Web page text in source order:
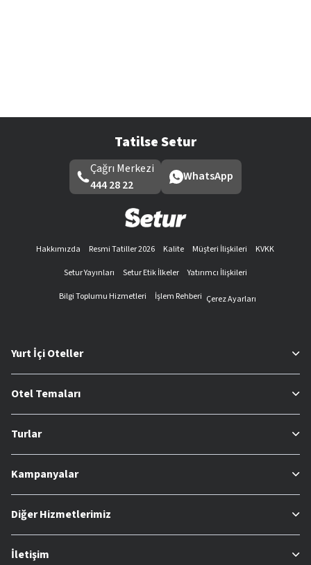
Tatilse Setur
Çağrı Merkezi
444 28 22
WhatsApp
Hakkımızda Resmi Tatiller 2026 Kalite Müşteri İlişkileri
KVKK
Setur Yayınları
Setur Etik İlkeler
Yatırımcı İlişkileri
Bilgi Toplumu Hizmetleri
İşlem Rehberi Çerez Ayarları
Yurt İçi Oteller
Otel Temaları
Turlar
Kampanyalar
Diğer Hizmetlerimiz
İletişim